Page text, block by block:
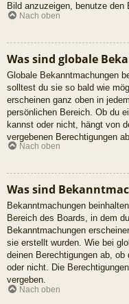
Bild anzuzeigen, benutze den
Nach oben
Was sind globale
Globale Bekanntmachungen
solltest du sie so bald wie
erscheinen ganz oben in
persönlichen Bereich. Ob du
kannst oder nicht, hängt von
vergebenen Berechtigungen ab.
Nach oben
Was sind
Bekanntmachungen
Bereich des Boards, in dem
Bekanntmachungen
sie erstellt wurden. Wie bei
deinen Berechtigungen ab,
oder nicht. Die
vergeben.
Nach oben